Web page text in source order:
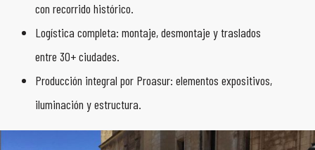
con recorrido histórico.
Logística completa: montaje, desmontaje y traslados
entre 30+ ciudades.
Producción integral por Proasur: elementos expositivos,
iluminación y estructura.